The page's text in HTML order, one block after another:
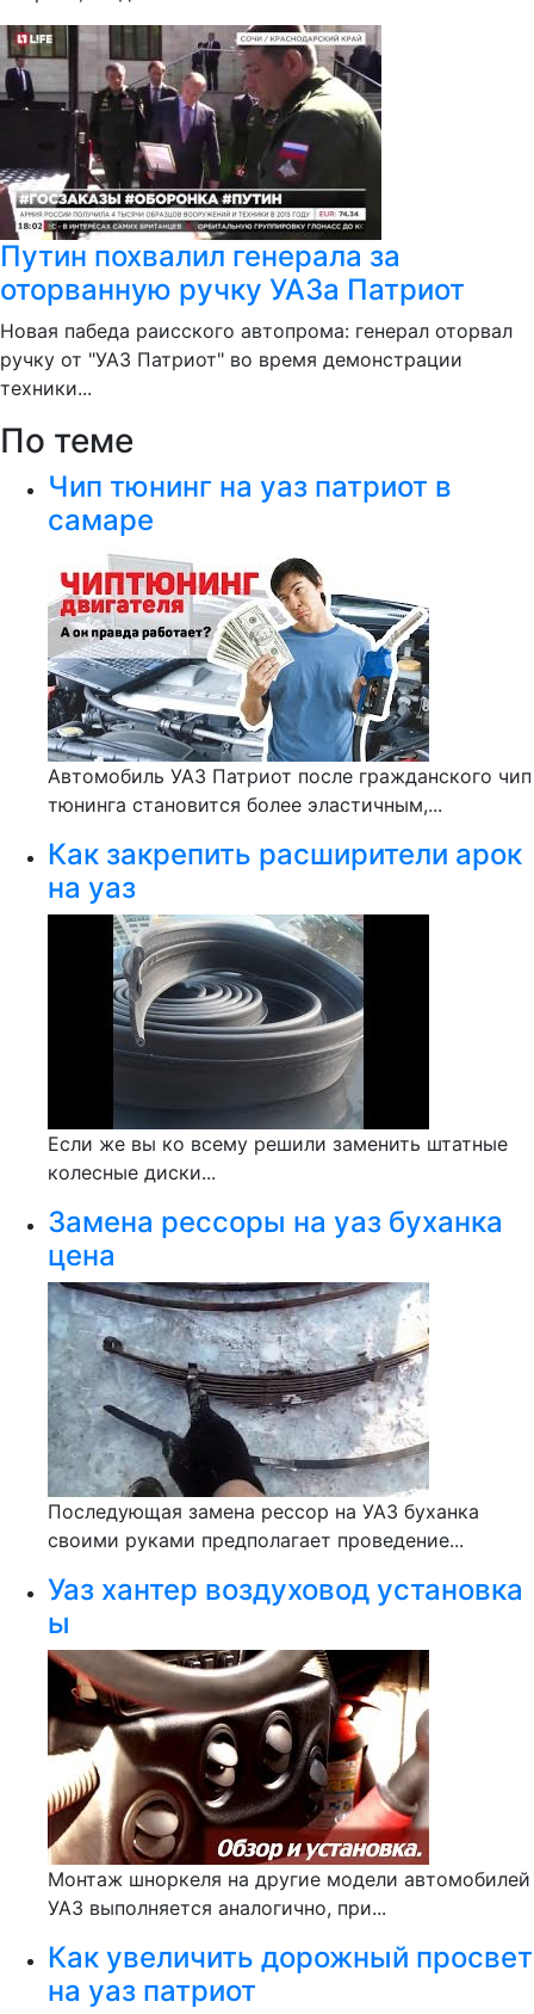
Путин похвалил генерала за
оторванную ручку УАЗа Патриот
Новая пабеда раисского автопрома: генерал оторвал
ручку от "УАЗ Патриот" во время демонстрации
техники...
По теме
Чип тюнинг на уаз патриот в
самаре
Автомобиль УАЗ Патриот после гражданского чип
тюнинга становится более эластичным,...
Как закрепить расширители арок
на уаз
Если же вы ко всему решили заменить штатные
колесные диски...
Замена рессоры на уаз буханка
цена
Последующая замена рессор на УАЗ буханка
своими руками предполагает проведение...
Уаз хантер воздуховод установка
ы
Монтаж шноркеля на другие модели автомобилей
УАЗ выполняется аналогично, при...
Как увеличить дорожный просвет
на уаз патриот